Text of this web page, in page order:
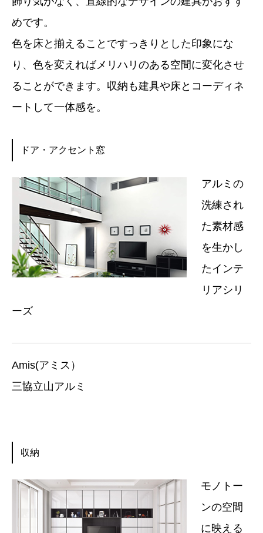
めです。
色を床と揃えることですっきりとした印象にな
り、色を変えればメリハリのある空間に変化させ
ることができます。収納も建具や床とコーディネ
ートして一体感を。
ドア・アクセント窓
アルミの
洗練され
た素材感
を生かし
たインテ
リアシリ
ーズ
Amis(アミス）
三協立山アルミ
収納
モノトー
ンの空間
に映える